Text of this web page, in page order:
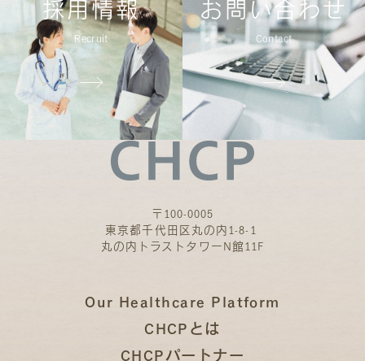
採用情報
Recruit
お問い合わせ
Contact
〒100-0005
東京都千代田区丸の内1-8-1
丸の内トラストタワーN館11F
Our Healthcare Platform
CHCPとは
CHCPパートナー